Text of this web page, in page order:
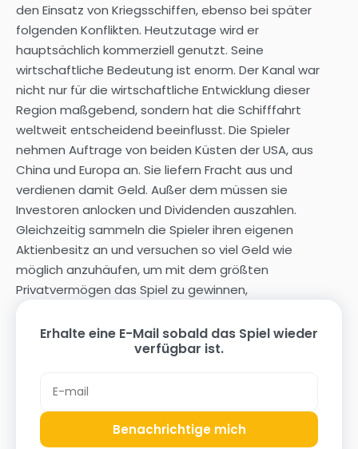
den Einsatz von Kriegsschiffen, ebenso bei später
folgenden Konflikten. Heutzutage wird er
hauptsächlich kommerziell genutzt. Seine
wirtschaftliche Bedeutung ist enorm. Der Kanal war
nicht nur für die wirtschaftliche Entwicklung dieser
Region maßgebend, sondern hat die Schifffahrt
weltweit entscheidend beeinflusst. Die Spieler
nehmen Auftrage von beiden Küsten der USA, aus
China und Europa an. Sie liefern Fracht aus und
verdienen damit Geld. Außer dem müssen sie
Investoren anlocken und Dividenden auszahlen.
Gleichzeitig sammeln die Spieler ihren eigenen
Aktienbesitz an und versuchen so viel Geld wie
möglich anzuhäufen, um mit dem größten
Privatvermögen das Spiel zu gewinnen,
Erhalte eine E-Mail sobald das Spiel wieder
verfügbar ist.
Benachrichtige mich